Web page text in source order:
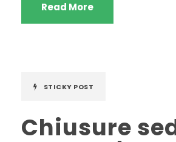
Read More
STICKY POST
Chiusure